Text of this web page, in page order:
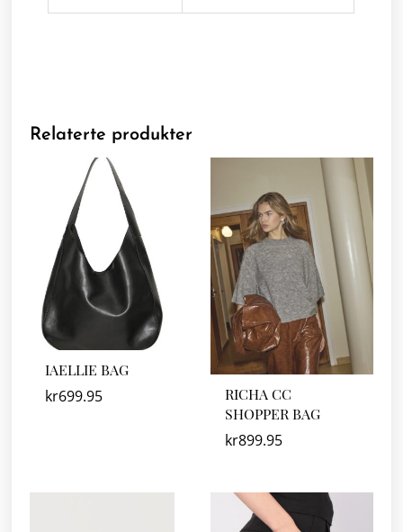
Relaterte produkter
IAELLIE BAG
kr699.95
RICHA CC
SHOPPER BAG
kr899.95